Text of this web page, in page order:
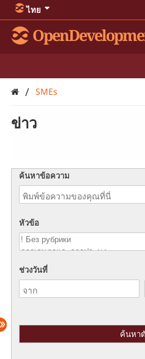
ไทย
/ SMEs
ข่าว
ค้นหาข้อความ
หัวข้อ
ช่วงวันที่